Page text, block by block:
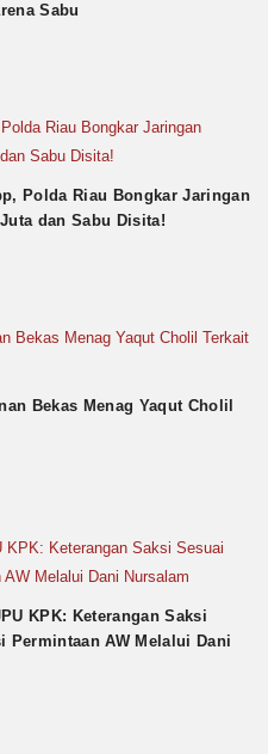
Sabu
Polda Riau Bongkar Jaringan
dan Sabu Disita!
Bekas Menag Yaqut Cholil
KPK: Keterangan Saksi
Permintaan AW Melalui Dani